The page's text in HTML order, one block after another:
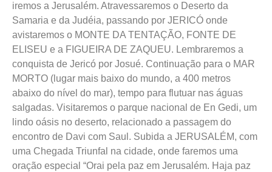
iremos a Jerusalém. Atravessaremos o Deserto da
Samaria e da Judéia, passando por JERICÓ onde
avistaremos o MONTE DA TENTAÇÃO, FONTE DE
ELISEU e a FIGUEIRA DE ZAQUEU. Lembraremos a
conquista de Jericó por Josué. Continuação para o MAR
MORTO (lugar mais baixo do mundo, a 400 metros
abaixo do nível do mar), tempo para flutuar nas águas
salgadas. Visitaremos o parque nacional de En Gedi, um
lindo oásis no deserto, relacionado a passagem do
encontro de Davi com Saul. Subida a JERUSALÉM, com
uma Chegada Triunfal na cidade, onde faremos uma
oração especial “Orai pela paz em Jerusalém. Haja paz